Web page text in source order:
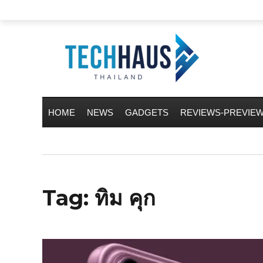
HOME NEWS GADGETS REVIEWS-
Tag: ทิม คุก